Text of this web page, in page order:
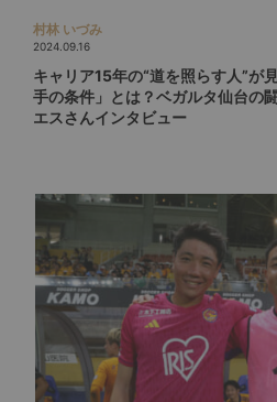
村林 いづみ
2024.09.16
キャリア15年の“道を照らす人”が
手の条件」とは？ベガルタ仙台の
エスさんインタビュー